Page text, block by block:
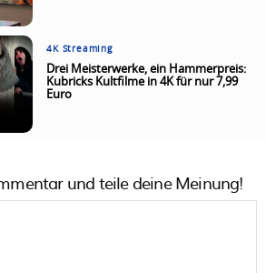
4K Streaming
Drei Meisterwerke, ein Hammerpreis:
Kubricks Kultfilme in 4K für nur 7,99
Euro
und teile deine Meinung!